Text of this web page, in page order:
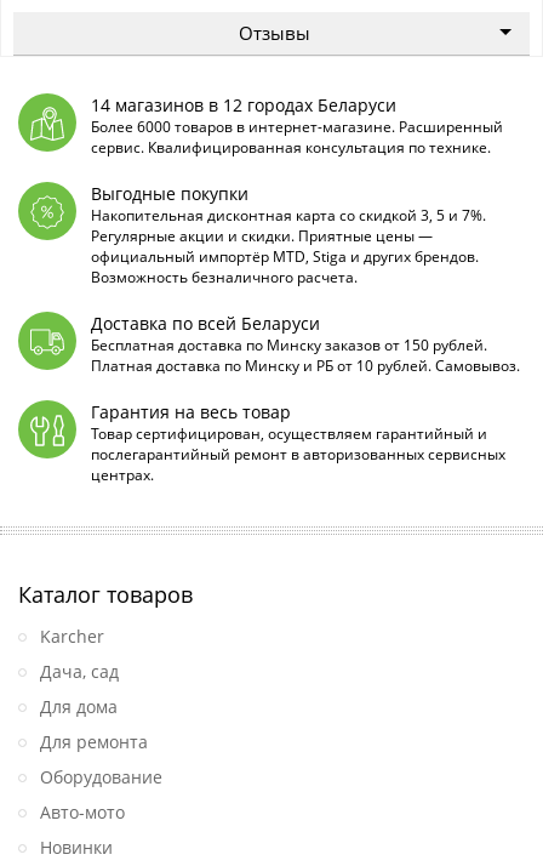
Отзывы
14 магазинов в 12 городах Беларуси
Более 6000 товаров в интернет-магазине. Расширенный
сервис. Квалифицированная консультация по технике.
Выгодные покупки
Накопительная дисконтная карта со скидкой 3, 5 и 7%.
Регулярные акции и скидки. Приятные цены —
официальный импортёр MTD, Stiga и других брендов.
Возможность безналичного расчета.
Доставка по всей Беларуси
Бесплатная доставка по Минску заказов от 150 рублей.
Платная доставка по Минску и РБ от 10 рублей. Самовывоз.
Гарантия на весь товар
Товар сертифицирован, осуществляем гарантийный и
послегарантийный ремонт в авторизованных сервисных
центрах.
Каталог товаров
Karcher
Дача, сад
Для дома
Для ремонта
Оборудование
Авто-мото
Новинки